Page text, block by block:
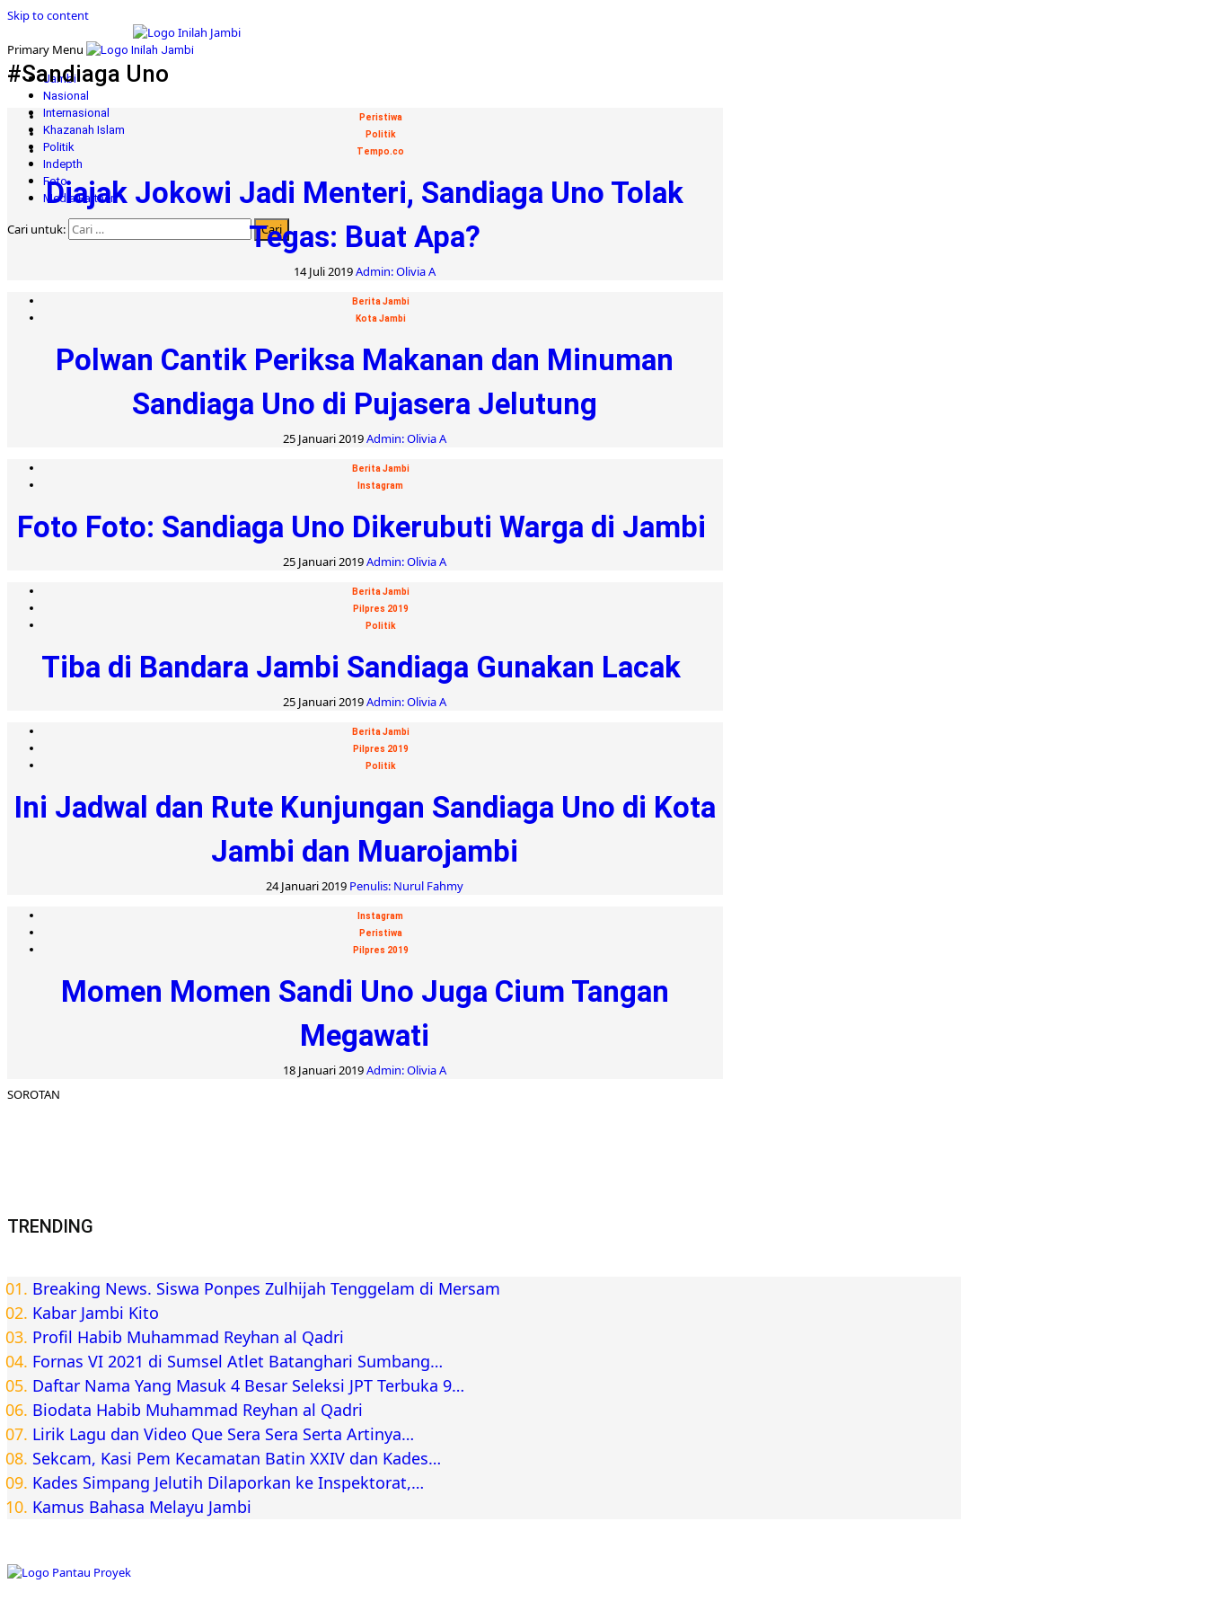
Skip to content
Primary Menu
Jambi
Nasional
Internasional
Khazanah Islam
Politik
Indepth
Foto
Media Partner
Cari untuk:
#Sandiaga Uno
Peristiwa
Politik
Tempo.co
Diajak Jokowi Jadi Menteri, Sandiaga Uno Tolak
Tegas: Buat Apa?
14 Juli 2019Admin: Olivia A
Berita Jambi
Kota Jambi
Polwan Cantik Periksa Makanan dan Minuman
Sandiaga Uno di Pujasera Jelutung
25 Januari 2019Admin: Olivia A
Berita Jambi
Instagram
Foto Foto: Sandiaga Uno Dikerubuti Warga di Jambi
25 Januari 2019Admin: Olivia A
Berita Jambi
Pilpres 2019
Politik
Tiba di Bandara Jambi Sandiaga Gunakan Lacak
25 Januari 2019Admin: Olivia A
Berita Jambi
Pilpres 2019
Politik
Ini Jadwal dan Rute Kunjungan Sandiaga Uno di Kota
Jambi dan Muarojambi
24 Januari 2019 Penulis: Nurul Fahmy
Instagram
Peristiwa
Pilpres 2019
Momen Momen Sandi Uno Juga Cium Tangan
Megawati
18 Januari 2019Admin: Olivia A
SOROTAN
TRENDING
Breaking News. Siswa Ponpes Zulhijah Tenggelam di Mersam
Kabar Jambi Kito
Profil Habib Muhammad Reyhan al Qadri
Fornas VI 2021 di Sumsel Atlet Batanghari Sumbang…
Daftar Nama Yang Masuk 4 Besar Seleksi JPT Terbuka 9…
Biodata Habib Muhammad Reyhan al Qadri
Lirik Lagu dan Video Que Sera Sera Serta Artinya…
Sekcam, Kasi Pem Kecamatan Batin XXIV dan Kades…
Kades Simpang Jelutih Dilaporkan ke Inspektorat,…
Kamus Bahasa Melayu Jambi